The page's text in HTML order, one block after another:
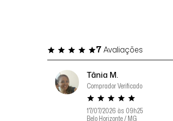
7Avaliações
Tânia M.
Comprador Verificado
17/07/2026 às 09h25
Belo Horizonte / MG